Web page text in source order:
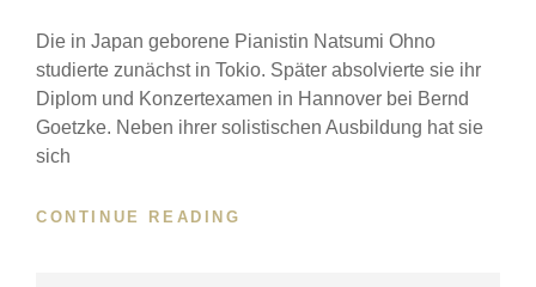
Die in Japan geborene Pianistin Natsumi Ohno
studierte zunächst in Tokio. Später absolvierte sie ihr
Diplom und Konzertexamen in Hannover bei Bernd
Goetzke. Neben ihrer solistischen Ausbildung hat sie
sich
CONTINUE READING